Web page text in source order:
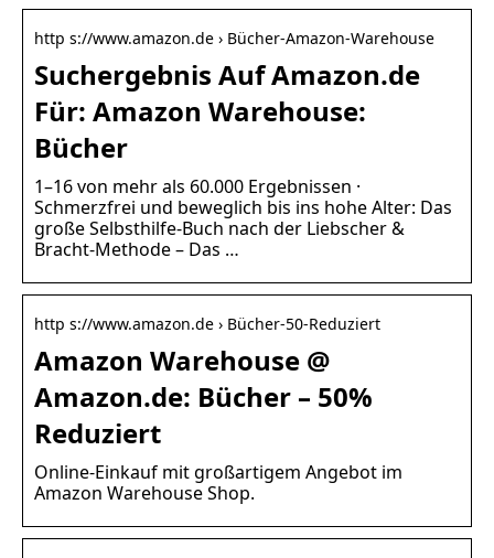
http s://www.amazon.de › Bücher-Amazon-Warehouse
Suchergebnis Auf Amazon.de
Für: Amazon Warehouse:
Bücher
1–16 von mehr als 60.000 Ergebnissen ·
Schmerzfrei und beweglich bis ins hohe Alter: Das
große Selbsthilfe-Buch nach der Liebscher &
Bracht-Methode – Das …
http s://www.amazon.de › Bücher-50-Reduziert
Amazon Warehouse @
Amazon.de: Bücher – 50%
Reduziert
Online-Einkauf mit großartigem Angebot im
Amazon Warehouse Shop.